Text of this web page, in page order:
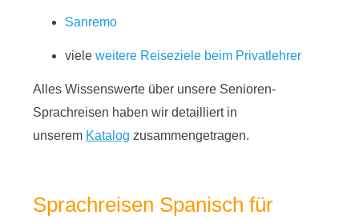
Sanremo
viele weitere Reiseziele beim Privatlehrer
Alles Wissenswerte über unsere Senioren-
Sprachreisen haben wir detailliert in
unserem Katalog zusammengetragen.
Sprachreisen Spanisch für